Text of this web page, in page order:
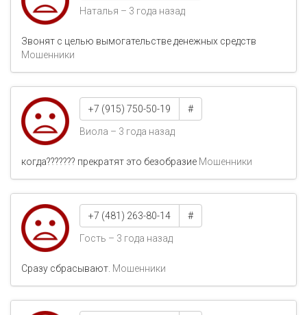
Наталья – 3 года назад
Звонят с целью вымогательстве денежных средств
Мошенники
+7 (915) 750-50-19 #
Виола – 3 года назад
когда??????? прекратят это безобразие Мошенники
+7 (481) 263-80-14 #
Гость – 3 года назад
Сразу сбрасывают. Мошенники